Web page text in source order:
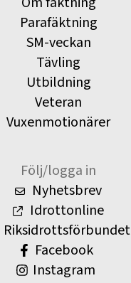
Parafäktning
SM-veckan
Tävling
Utbildning
Veteran
Vuxenmotionärer
Följ/logga in
Nyhetsbrev
Idrottonline
Riksidrottsförbundet
Facebook
Instagram